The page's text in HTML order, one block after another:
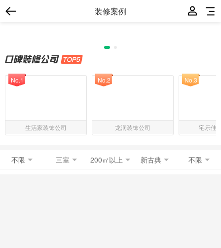
装修案例
生活家装饰公司
No.1
龙润装饰公司
No.2
宅乐佳
No.3
不限 三室 200㎡以上 新古典 不限